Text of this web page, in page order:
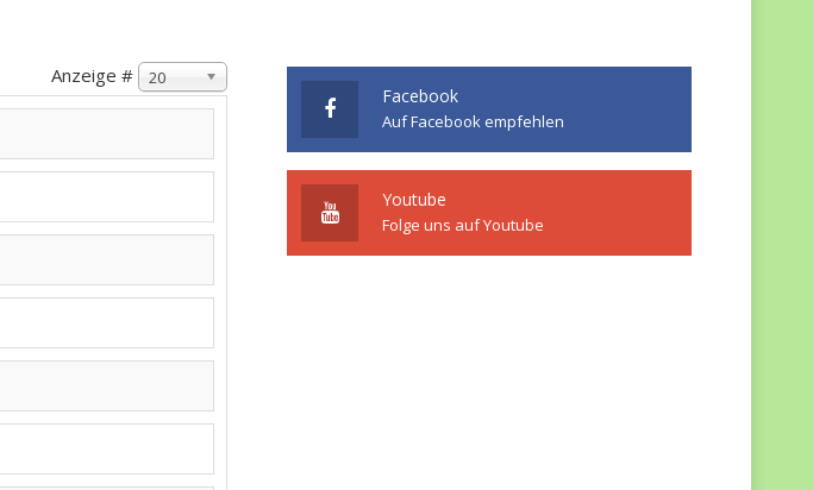
Anzeige #
20
Facebook
Auf Facebook empfehlen
Youtube
Folge uns auf Youtube